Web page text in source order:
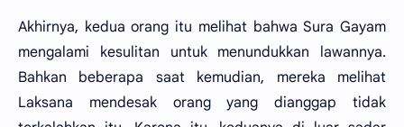
Akhirnya, kedua orang itu melihat bahwa Sura Gayam
mengalami kesulitan untuk menundukkan lawannya.
Bahkan beberapa saat kemudian, mereka melihat
Laksana mendesak orang yang dianggap tidak